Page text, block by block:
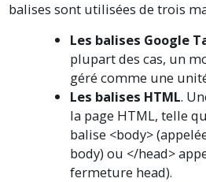
balises sont utilisées de trois
Les balises Google
plupart des cas, un
géré comme une
Les balises HTML.
la page HTML, telle
balise <body>
body) ou </head>
fermeture head).